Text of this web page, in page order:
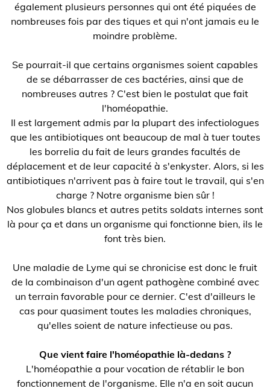
également plusieurs personnes qui ont été piquées de
nombreuses fois par des tiques et qui n'ont jamais eu le
moindre problème.
Se pourrait-il que certains organismes soient capables
de se débarrasser de ces bactéries, ainsi que de
nombreuses autres ? C'est bien le postulat que fait
l'homéopathie.
Il est largement admis par la plupart des infectiologues
que les antibiotiques ont beaucoup de mal à tuer toutes
les borrelia du fait de leurs grandes facultés de
déplacement et de leur capacité à s'enkyster. Alors, si les
antibiotiques n'arrivent pas à faire tout le travail, qui s'en
charge ? Notre organisme bien sûr !
Nos globules blancs et autres petits soldats internes sont
là pour ça et dans un organisme qui fonctionne bien, ils le
font très bien.
Une maladie de Lyme qui se chronicise est donc le fruit
de la combinaison d'un agent pathogène combiné avec
un terrain favorable pour ce dernier. C'est d'ailleurs le
cas pour quasiment toutes les maladies chroniques,
qu'elles soient de nature infectieuse ou pas.
Que vient faire l'homéopathie là-dedans ?
L'homéopathie a pour vocation de rétablir le bon
fonctionnement de l'organisme. Elle n'a en soit aucun